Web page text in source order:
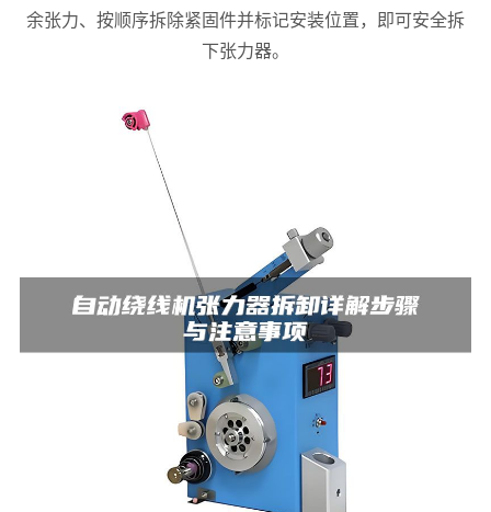
余张力、按顺序拆除紧固件并标记安装位置，即可安全拆
下张力器。